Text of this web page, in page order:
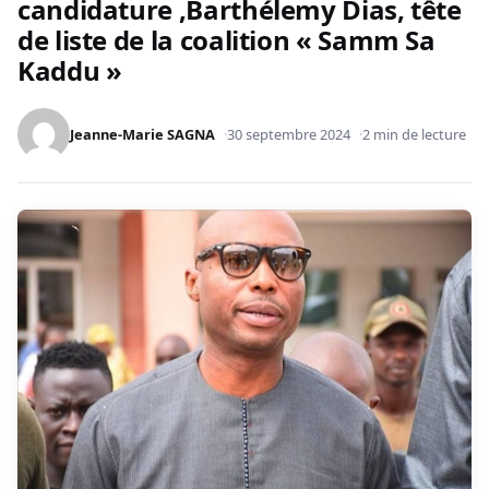
candidature ,Barthélemy Dias, tête
de liste de la coalition « Samm Sa
Kaddu »
Jeanne-Marie SAGNA 30 septembre 2024 2 min de lecture